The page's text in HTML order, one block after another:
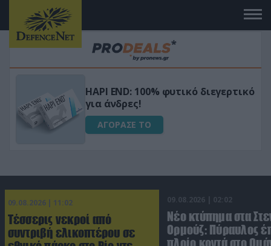
Μεταμόρφωσε τον κήπο σου με το
Ultra Box Μίνι Αλυσοπρίονο με
μπαταρία λιθίου
ΑΓΟΡΑΣΕ ΤΟ
09.08.2026 | 11:02
Τέσσερις νεκροί από
συντριβή ελικοπτέρου σε
09.08.2026 | 02:02
Νέο κτύπημα στα
Ορμούζ: Πύραυλος
πλοίο κοντά στο